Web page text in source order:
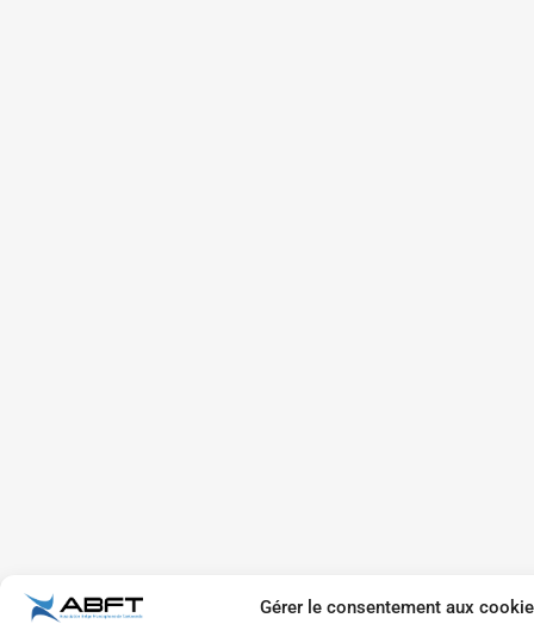
Gérer le consentement aux